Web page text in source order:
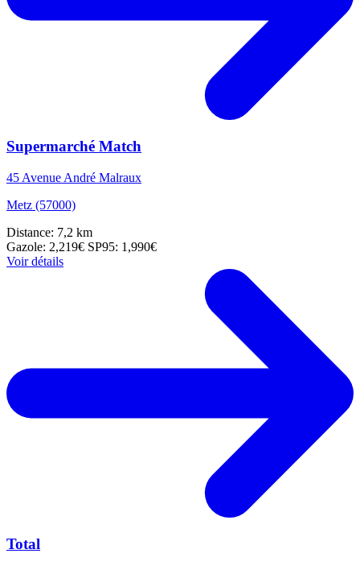
Supermarché Match
45 Avenue André Malraux
Metz (57000)
Distance: 7,2 km
Gazole: 2,219€ SP95: 1,990€
Voir détails
Total